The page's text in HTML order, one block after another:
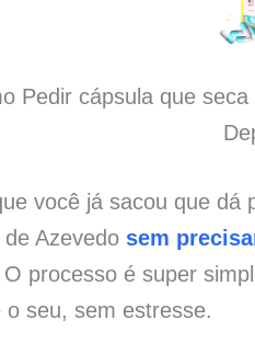
Pedir cápsula que
você já sacou que dá
Azevedo sem
O processo é super
o seu, sem estresse.